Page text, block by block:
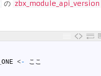
の zbx_module_api_version
ONE < -
ここ